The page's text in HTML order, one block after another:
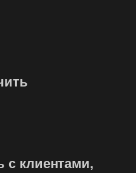
с клиентами,